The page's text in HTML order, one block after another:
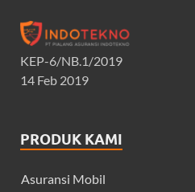
KEP-6/NB.1/2019
14 Feb 2019
PRODUK KAMI
Asuransi Mobil